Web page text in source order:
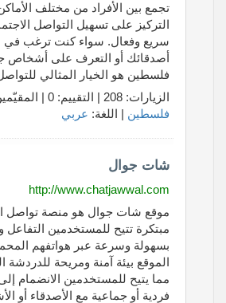
تجمع بين الأفراد من مختلف
التركيز على تسهيل التواصل
سريع وفعال. سواء كنت ترغب في
أصدقائك أو التعرف على أشخاص
فلسطين هو الخيار المثالي
الزيارات: 208 | التقييم: 0 | المقيّمين: 0 | الدولة:
فلسطين | اللغة: عربي
شات جوال
http://www.chatjawwal.com
موقع شات جوال هو منصة تواصل
مبتكرة تتيح للمستخدمين التفاعل
بسهولة وسرعة عبر هواتفهم
الموقع بيئة آمنة ومريحة للدردشة
مما يتيح للمستخدمين الانضمام
فردية أو جماعية مع الأصدقاء أو